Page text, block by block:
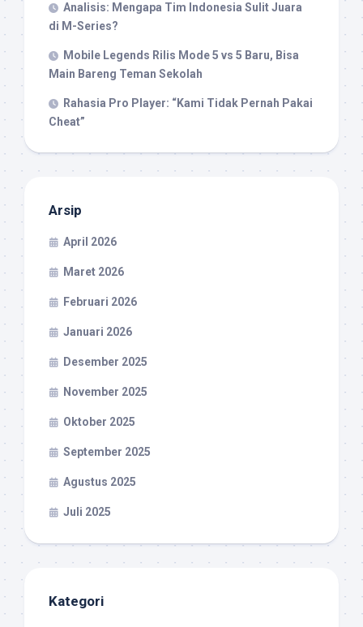
Analisis: Mengapa Tim Indonesia Sulit Juara
di M-Series?
Mobile Legends Rilis Mode 5 vs 5 Baru, Bisa
Main Bareng Teman Sekolah
Rahasia Pro Player: “Kami Tidak Pernah Pakai
Cheat”
Arsip
April 2026
Maret 2026
Februari 2026
Januari 2026
Desember 2025
November 2025
Oktober 2025
September 2025
Agustus 2025
Juli 2025
Kategori